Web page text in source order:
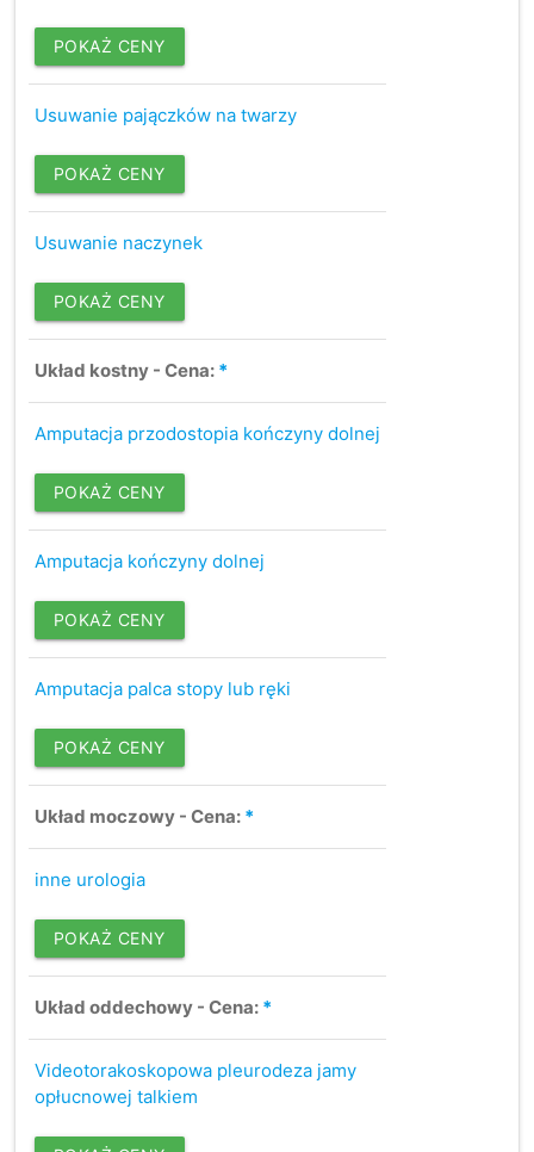
POKAŻ CENY
Usuwanie pajączków na twarzy
POKAŻ CENY
Usuwanie naczynek
POKAŻ CENY
Układ kostny - Cena: *
Amputacja przodostopia kończyny dolnej
POKAŻ CENY
Amputacja kończyny dolnej
POKAŻ CENY
Amputacja palca stopy lub ręki
POKAŻ CENY
Układ moczowy - Cena: *
inne urologia
POKAŻ CENY
Układ oddechowy - Cena: *
Videotorakoskopowa pleurodeza jamy
opłucnowej talkiem